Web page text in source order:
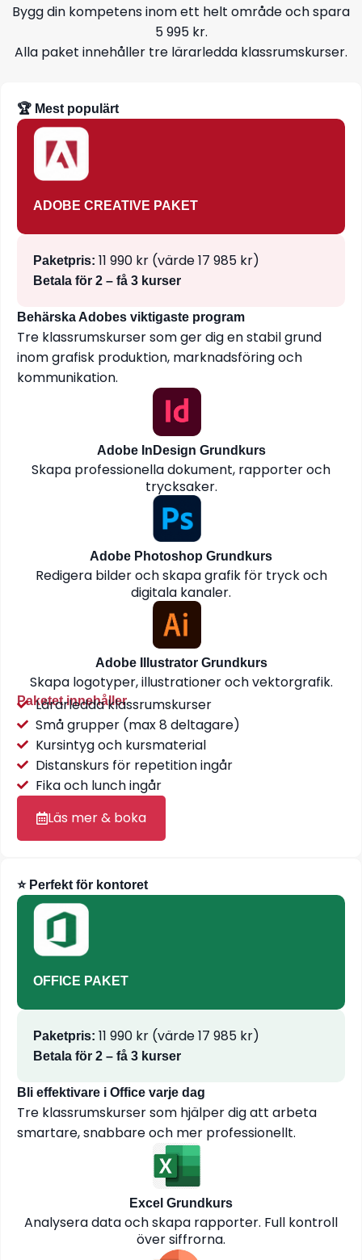
Bygg din kompetens inom ett helt område och spara
5 995 kr.
Alla paket innehåller tre lärarledda klassrumskurser.
🏆 Mest populärt
ADOBE CREATIVE PAKET
Paketpris: 11 990 kr (värde 17 985 kr)
Betala för 2 – få 3 kurser
Behärska Adobes viktigaste program
Tre klassrumskurser som ger dig en stabil grund
inom grafisk produktion, marknadsföring och
kommunikation.
Adobe InDesign Grundkurs
Skapa professionella dokument, rapporter och
trycksaker.
Adobe Photoshop Grundkurs
Redigera bilder och skapa grafik för tryck och
digitala kanaler.
Adobe Illustrator Grundkurs
Skapa logotyper, illustrationer och vektorgrafik.
Paketet innehåller
Lärarledda klassrumskurser
Små grupper (max 8 deltagare)
Kursintyg och kursmaterial
Distanskurs för repetition ingår
Fika och lunch ingår
Läs mer & boka
⭐ Perfekt för kontoret
OFFICE PAKET
Paketpris: 11 990 kr (värde 17 985 kr)
Betala för 2 – få 3 kurser
Bli effektivare i Office varje dag
Tre klassrumskurser som hjälper dig att arbeta
smartare, snabbare och mer professionellt.
Excel Grundkurs
Analysera data och skapa rapporter. Full kontroll
över siffrorna.